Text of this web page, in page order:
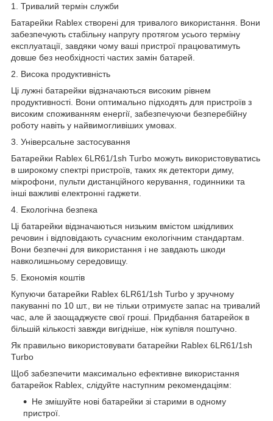
1. Тривалий термін служби
Батарейки Rablex створені для тривалого використання. Вони
забезпечують стабільну напругу протягом усього терміну
експлуатації, завдяки чому ваші пристрої працюватимуть
довше без необхідності частих замін батарей.
2. Висока продуктивність
Ці лужні батарейки відзначаються високим рівнем
продуктивності. Вони оптимально підходять для пристроїв з
високим споживанням енергії, забезпечуючи безперебійну
роботу навіть у найвимогливіших умовах.
3. Універсальне застосування
Батарейки Rablex 6LR61/1sh Turbo можуть використовуватись
в широкому спектрі пристроїв, таких як детектори диму,
мікрофони, пульти дистанційного керування, годинники та
інші важливі електронні гаджети.
4. Екологічна безпека
Ці батарейки відзначаються низьким вмістом шкідливих
речовин і відповідають сучасним екологічним стандартам.
Вони безпечні для використання і не завдають шкоди
навколишньому середовищу.
5. Економія коштів
Купуючи батарейки Rablex 6LR61/1sh Turbo у зручному
пакуванні по 10 шт., ви не тільки отримуєте запас на тривалий
час, але й заощаджуєте свої гроші. Придбання батарейок в
більшій кількості завжди вигідніше, ніж купівля поштучно.
Як правильно використовувати батарейки Rablex 6LR61/1sh
Turbo
Щоб забезпечити максимально ефективне використання
батарейок Rablex, слідуйте наступним рекомендаціям:
Не змішуйте нові батарейки зі старими в одному
пристрої.